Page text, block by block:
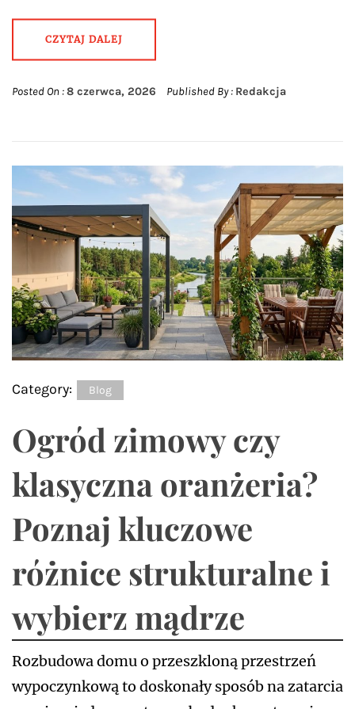
CZYTAJ DALEJ
Posted On :8 czerwca, 2026 Published By : Redakcja
Category: Blog
Ogród zimowy czy
klasyczna oranżeria?
Poznaj kluczowe
różnice strukturalne i
wybierz mądrze
Rozbudowa domu o przeszkloną przestrzeń
wypoczynkową to doskonały sposób na zatarcia